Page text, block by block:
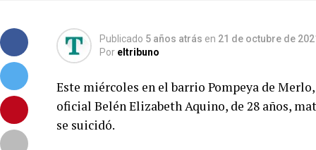
Publicado 5 años atrás en 21 de octubre de
Por eltribuno
Este miércoles en el barrio Pompeya de
oficial Belén Elizabeth Aquino, de 28 años,
se suicidó.